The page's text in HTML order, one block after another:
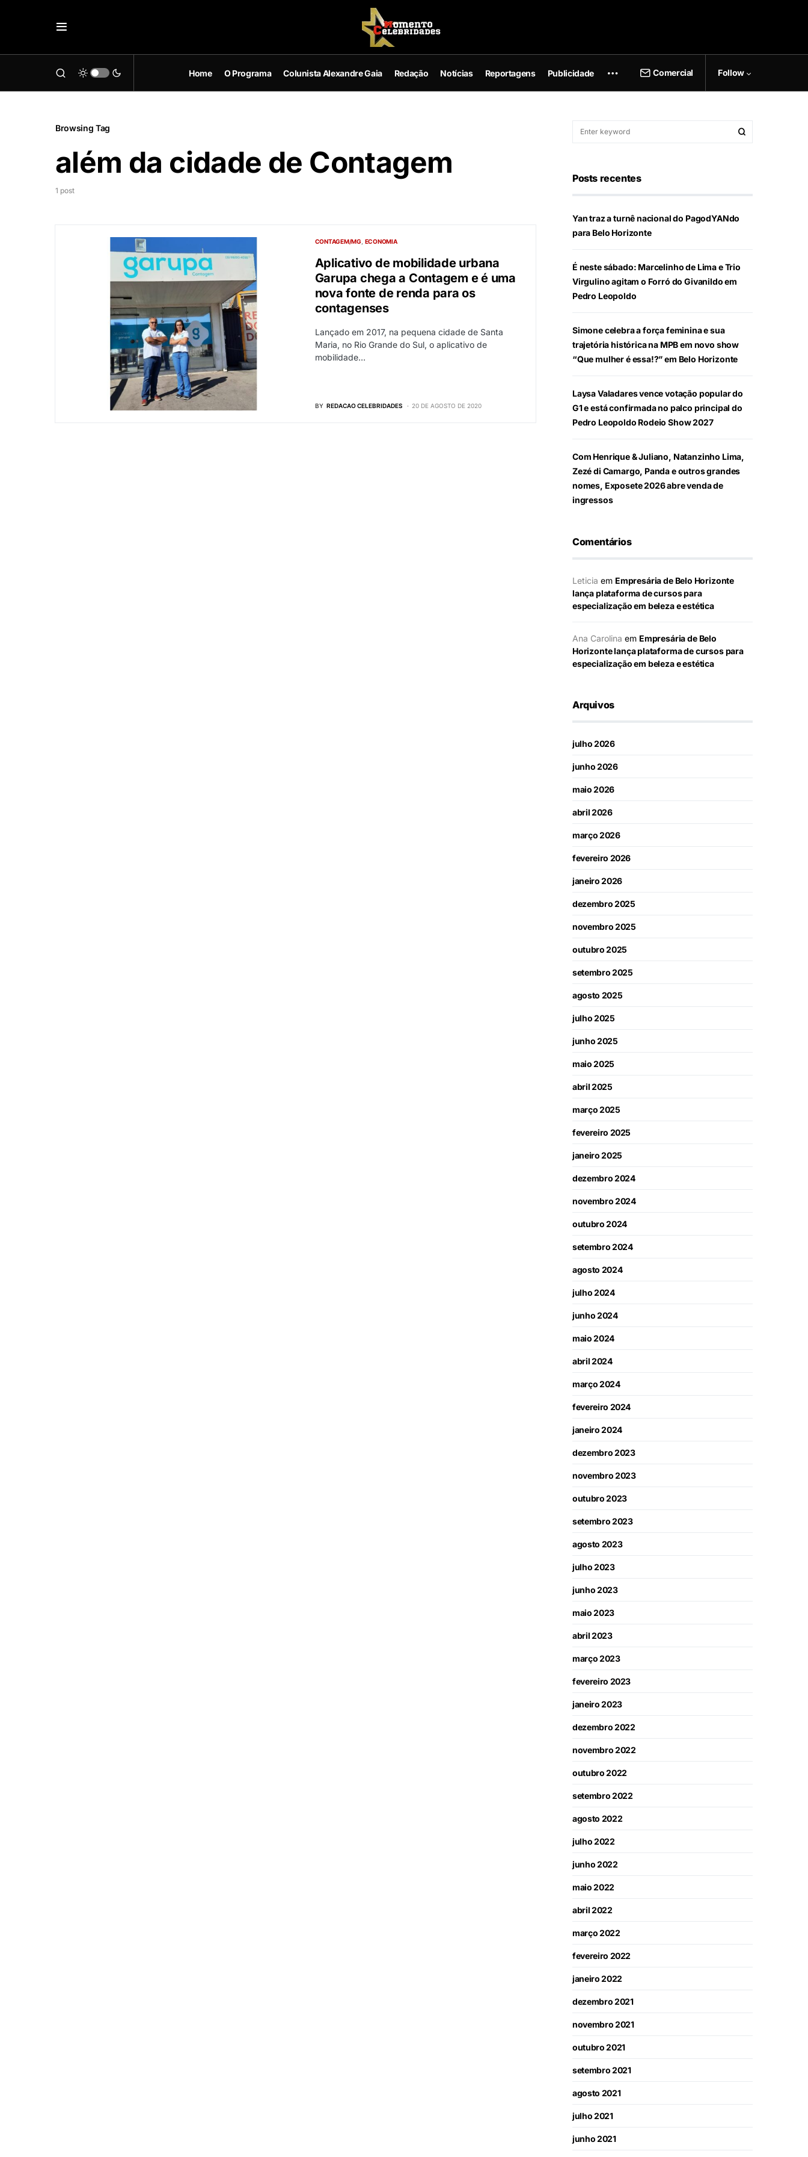
Home O Programa Colunista Alexandre Gaia Redação Notícias Reportagens Publicidade Comercial Follow
Browsing Tag
além da cidade de Contagem
1 post
CONTAGEM/MG ECONOMIA
Aplicativo de mobilidade urbana
Garupa chega a Contagem e é uma
nova fonte de renda para os
contagenses
Lançado em 2017, na pequena cidade de Santa
Maria, no Rio Grande do Sul, o aplicativo de
mobilidade…
BY REDACAO CELEBRIDADES 20 DE AGOSTO DE 2020
Posts recentes
Yan traz a turnê nacional do PagodYANdo
para Belo Horizonte
É neste sábado: Marcelinho de Lima e Trio
Virgulino agitam o Forró do Givanildo em
Pedro Leopoldo
Simone celebra a força feminina e sua
trajetória histórica na MPB em novo show
“Que mulher é essa!?” em Belo Horizonte
Laysa Valadares vence votação popular do
G1 e está confirmada no palco principal do
Pedro Leopoldo Rodeio Show 2027
Com Henrique & Juliano, Natanzinho Lima,
Zezé di Camargo, Panda e outros grandes
nomes, Exposete 2026 abre venda de
ingressos
Comentários
Leticia em Empresária de Belo Horizonte
lança plataforma de cursos para
especialização em beleza e estética
Ana Carolina em Empresária de Belo
Horizonte lança plataforma de cursos para
especialização em beleza e estética
Arquivos
julho 2026
junho 2026
maio 2026
abril 2026
março 2026
fevereiro 2026
janeiro 2026
dezembro 2025
novembro 2025
outubro 2025
setembro 2025
agosto 2025
julho 2025
junho 2025
maio 2025
abril 2025
março 2025
fevereiro 2025
janeiro 2025
dezembro 2024
novembro 2024
outubro 2024
setembro 2024
agosto 2024
julho 2024
junho 2024
maio 2024
abril 2024
março 2024
fevereiro 2024
janeiro 2024
dezembro 2023
novembro 2023
outubro 2023
setembro 2023
agosto 2023
julho 2023
junho 2023
maio 2023
abril 2023
março 2023
fevereiro 2023
janeiro 2023
dezembro 2022
novembro 2022
outubro 2022
setembro 2022
agosto 2022
julho 2022
junho 2022
maio 2022
abril 2022
março 2022
fevereiro 2022
janeiro 2022
dezembro 2021
novembro 2021
outubro 2021
setembro 2021
agosto 2021
julho 2021
junho 2021